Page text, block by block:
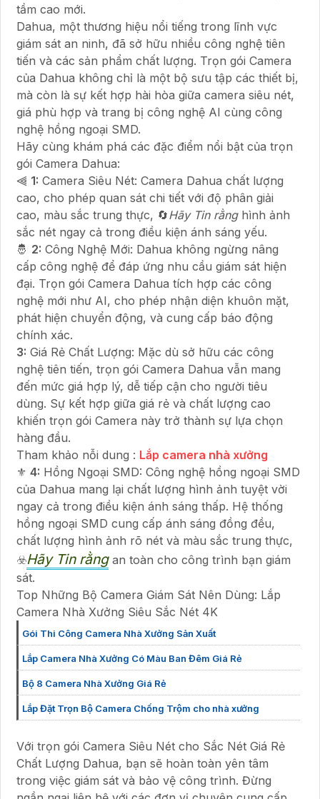
tầm cao mới.
Dahua, một thương hiệu nổi tiếng trong lĩnh vực
giám sát an ninh, đã sở hữu nhiều công nghệ tiên
tiến và các sản phẩm chất lượng. Trọn gói Camera
của Dahua không chỉ là một bộ sưu tập các thiết bị,
mà còn là sự kết hợp hài hòa giữa camera siêu nét,
giá phù hợp và trang bị công nghệ AI cùng công
nghệ hồng ngoại SMD.
Hãy cùng khám phá các đặc điểm nổi bật của trọn
gói Camera Dahua:
⫷ 1: Camera Siêu Nét: Camera Dahua chất lượng
cao, cho phép quan sát chi tiết với độ phân giải
cao, màu sắc trung thực, 🔄Hãy Tin rằnghình ảnh
sắc nét ngay cả trong điều kiện ánh sáng yếu.
🤴 2: Công Nghệ Mới: Dahua không ngừng nâng
cấp công nghệ để đáp ứng nhu cầu giám sát hiện
đại. Trọn gói Camera Dahua tích hợp các công
nghệ mới như AI, cho phép nhận diện khuôn mặt,
phát hiện chuyển động, và cung cấp báo động
chính xác.
3: Giá Rẻ Chất Lượng: Mặc dù sở hữu các công
nghệ tiên tiến, trọn gói Camera Dahua vẫn mang
đến mức giá hợp lý, dễ tiếp cận cho người tiêu
dùng. Sự kết hợp giữa giá rẻ và chất lượng cao
khiến trọn gói Camera này trở thành sự lựa chọn
hàng đầu.
Tham khảo nỗi dung : Lắp camera nhà xưởng
⚜️ 4: Hồng Ngoại SMD: Công nghệ hồng ngoại SMD
của Dahua mang lại chất lượng hình ảnh tuyệt vời
ngay cả trong điều kiện ánh sáng thấp. Hệ thống
hồng ngoại SMD cung cấp ánh sáng đồng đều,
chất lượng hình ảnh rõ nét và màu sắc trung thực,
☣️Hãy Tin rằngan toàn cho công trình bạn giám
sát.
Top Những Bộ Camera Giám Sát Nên Dùng: Lắp
Camera Nhà Xưởng Siêu Sắc Nét 4K
Gói Thi Công Camera Nhà Xưởng Sản Xuất
Lắp Camera Nhà Xưởng Có Màu Ban Đêm Giá Rẻ
Bộ 8 Camera Nhà Xưởng Giá Rẻ
Lắp Đặt Trọn Bộ Camera Chống Trộm cho nhà xưởng
Với trọn gói Camera Siêu Nét cho Sắc Nét Giá Rẻ
Chất Lượng Dahua, bạn sẽ hoàn toàn yên tâm
trong việc giám sát và bảo vệ công trình. Đừng